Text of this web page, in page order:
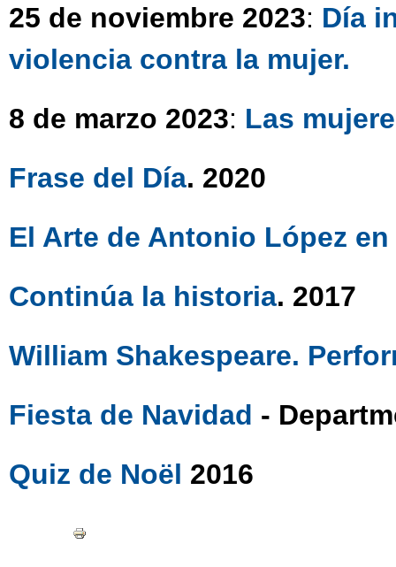
25 de noviembre 2023: Día
violencia contra la mujer.
8 de marzo 2023: Las
Frase del Día. 2020
El Arte de Antonio López en
Continúa la historia. 2017
William Shakespeare.
Fiesta de Navidad -
Quiz de Noël 2016